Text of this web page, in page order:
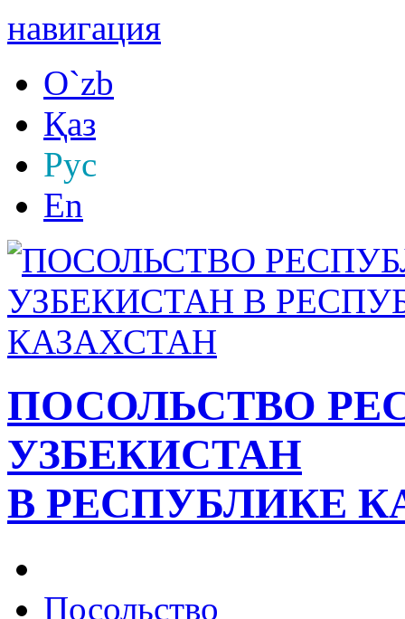
навигация
O`zb
Қаз
Рус
En
ПОСОЛЬСТВО
УЗБЕКИСТАН
В РЕСПУБЛИКЕ
Посольство